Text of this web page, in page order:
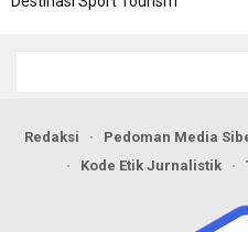
Redaksi Pedoman Media
Kode Etik Jurnalistik